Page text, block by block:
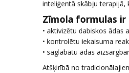
inteliģentā skābju terapijā,
Zīmola formulas
• aktivizētu dabiskos ādas
• kontrolētu iekaisuma
• saglabātu ādas
Atšķirībā no